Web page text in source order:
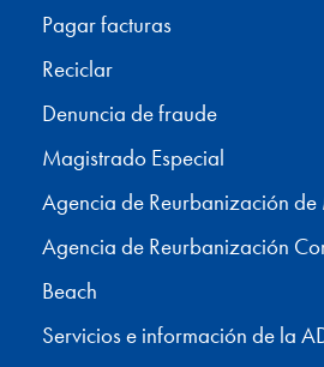
Pagar facturas
Reciclar
Denuncia de fraude
Magistrado Especial
Agencia de Reurbanización de
Agencia de Reurbanización
Beach
Servicios e información de la